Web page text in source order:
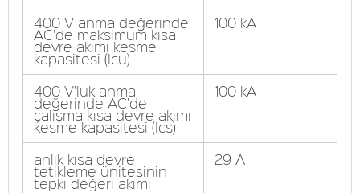
400 V anma değerinde
AC'de maksimum kısa
devre akımı kesme
kapasitesi (Icu)
100 kA
400 V'luk anma
değerinde AC'de
çalışma kısa devre akımı
kesme kapasitesi (Ics)
100 kA
anlık kısa devre
tetikleme ünitesinin
tepki değeri akımı
29 A